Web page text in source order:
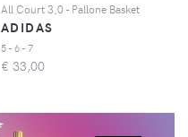
All Court 3,0 - Pallone Basket
ADIDAS
5 - 6 - 7
€ 33,00